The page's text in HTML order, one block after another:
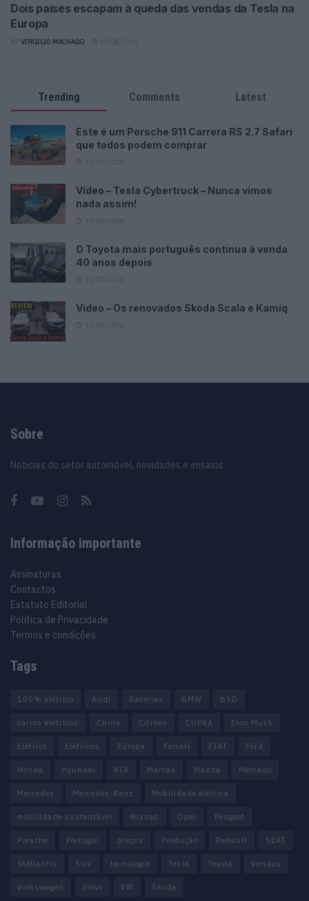
Dois países escapam à queda das vendas da Tesla na
Europa
VIRGILIO MACHADO
Trending Comments Latest
Este é um Porsche 911 Carrera RS 2.7 Safari
que todos podem comprar
Vídeo – Tesla Cybertruck – Nunca vimos
nada assim!
O Toyota mais português continua à venda
40 anos depois
Vídeo – Os renovados Skoda Scala e Kamiq
Sobre
Noticias do setor automóvel, novidades e ensaios.
Informação importante
Assinaturas
Contactos
Estatuto Editorial
Política de Privacidade
Termos e condições
Tags
100% elétrico Audi Baterias BMW BYD
carros elétricos China Citröen CUPRA Elon Musk
Elétrico Elétricos Europa Ferrari FIAT Ford
Honda Hyundai KIA Marcas Mazda Mercado
Mercedes Mercedes-Benz Mobilidade elétrica
mobilidade sustentável Nissan Opel Peugeot
Porsche Portugal preços Produção Renault SEAT
Stellantis SUV tecnologia Tesla Toyota Vendas
Volkswagen Volvo VW Škoda